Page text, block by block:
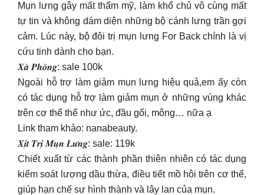
Mụn lưng gây mất thẩm mỹ, làm khổ chủ vô cùng mất
tự tin và không dám diện những bộ cánh lưng trần gợi
cảm. Lúc này, bộ đôi trị mụn lưng For Back chính là vị
cứu tinh dành cho bạn.
𝑿𝒂̀ 𝑷𝒉𝒐̀𝒏𝒈: sale 100k
Ngoài hỗ trợ làm giảm mụn lưng hiệu quả,em ấy còn
có tác dụng hỗ trợ làm giảm mụn ở những vùng khác
trên cơ thể thể như ức, đầu gối, mông… nữa ạ
Link tham khảo: nanabeauty.
𝑿𝒊̣𝒕 𝑻𝒓𝒊̣ 𝑴𝒖̣𝒏 𝑳𝒖̛𝒏𝒈: sale: 119k
Chiết xuất từ các thành phần thiên nhiên có tác dụng
kiểm soát lượng dầu thừa, điều tiết mồ hôi trên cơ thể,
giúp hạn chế sự hình thành và lây lan của mụn.